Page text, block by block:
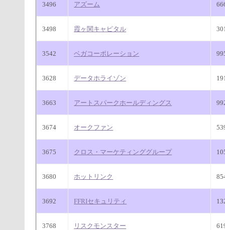
3496 アズーム
3498 霞ヶ関キャピタル
3542 ベガコーポレーション
3628 データホライゾン
3663 アートスパークホールディングス
3674 オークファン
3675 クロス・マーケティンググループ
3680 ホットリンク
3692 FFRIセキュリティ
3768 リスクモンスター